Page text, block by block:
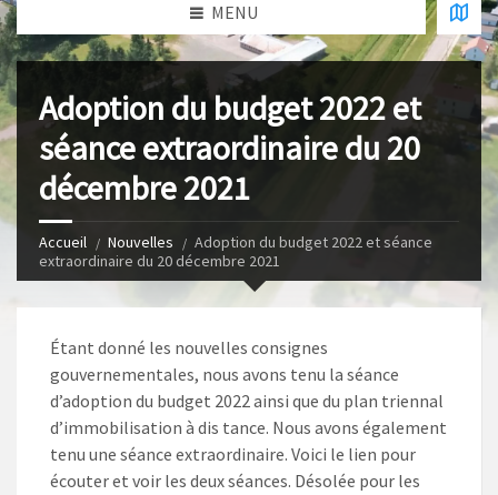
MENU
Adoption du budget 2022 et
séance extraordinaire du 20
décembre 2021
Accueil Nouvelles
Adoption du budget 2022 et séance
extraordinaire du 20 décembre 2021
Étant donné les nouvelles consignes
gouvernementales, nous avons tenu la séance
d’adoption du budget 2022 ainsi que du plan triennal
d’immobilisation à dis tance. Nous avons également
tenu une séance extraordinaire. Voici le lien pour
écouter et voir les deux séances. Désolée pour les